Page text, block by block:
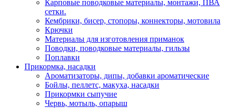
Карповые поводковые материалы, монтажи, ПВА
сетки.
Кембрики, бисер, стопоры, коннекторы, мотовила
Крючки
Материалы для изготовления приманок
Поводки, поводковые материалы, гильзы
Поплавки
Прикормка, насадки
Ароматизаторы, дипы, добавки ароматические
Бойлы, пеллетс, макуха, насадки
Прикормки сыпучие
Червь, мотыль, опарыш